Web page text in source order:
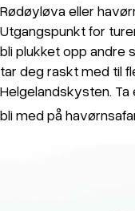
Rødøyløva eller
Utgangspunkt for
bli plukket opp andre
tar deg raskt med til
Helgelandskysten.
bli med på